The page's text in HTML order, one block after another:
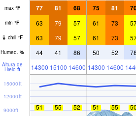
max °F 77 81 68 75 81
min °F 63 79 57 61 73
chill °F 63 79 57 61 73
Humed. % 44 41 86 50 52 78
Altura de
Hielo ft 14300 15100 14600 14300 14600
9000ft
12000ft
15000ft
51 55 52 51 55